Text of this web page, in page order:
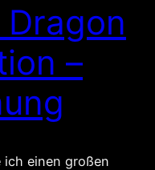
–
ich einen großen